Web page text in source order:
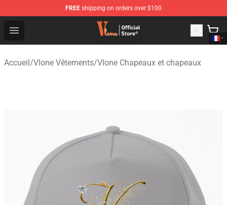
FREE shipping on orders over $100
Open menu
Vlone Shop - Official Vlone Merchandise Store
Accueil/Vlone Vêtements/Vlone Chapeaux et chapeaux